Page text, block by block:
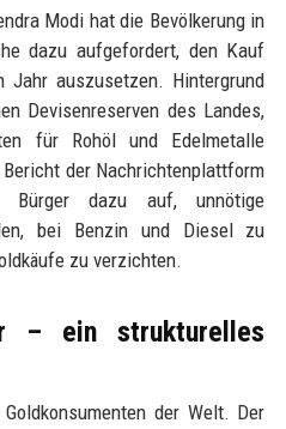
Modi hat die Bevölkerung in
dazu aufgefordert, den Kauf
Jahr auszusetzen. Hintergrund
Devisenreserven des Landes,
für Rohöl und Edelmetalle
der Nachrichtenplattform
dazu auf, unnötige
bei Benzin und Diesel zu
zu verzichten.
– ein strukturelles
der Welt. Der